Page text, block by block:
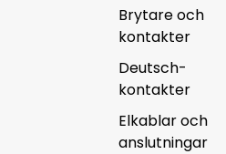
Brytare och
kontakter
Deutsch-
kontakter
Elkablar och
anslutningar